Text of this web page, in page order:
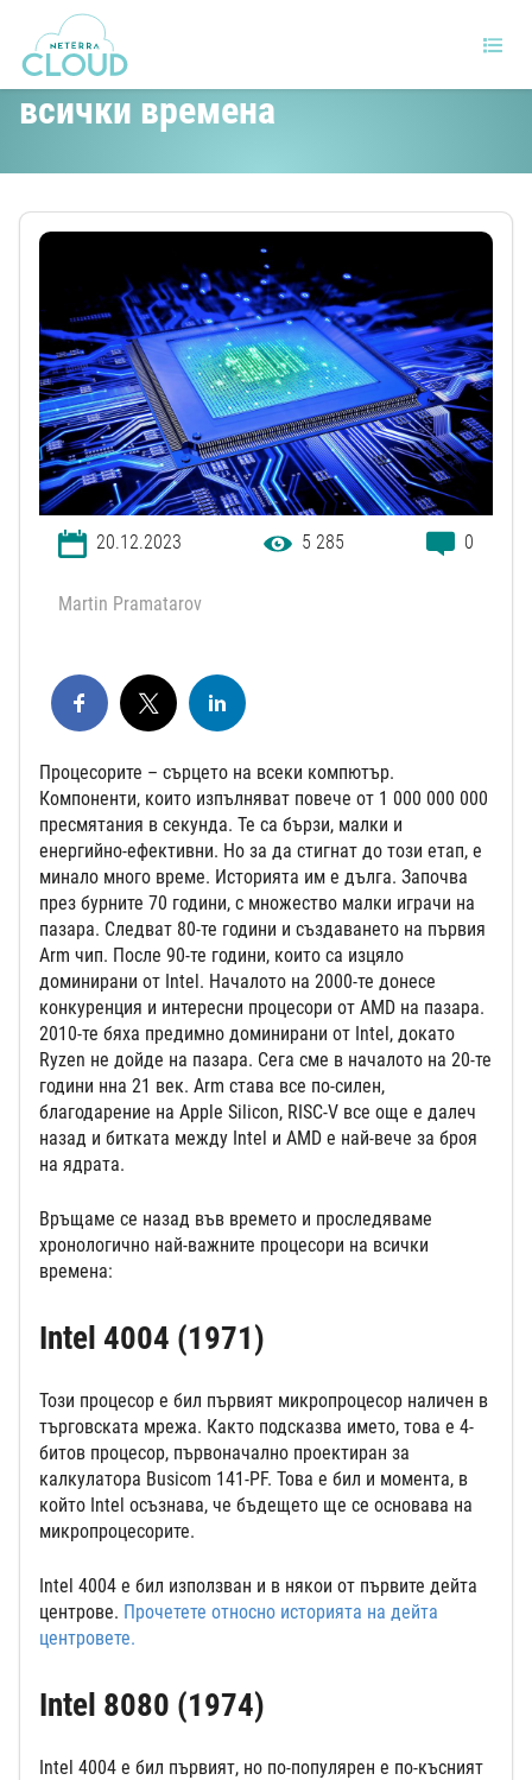
Най-важните процесори на
всички времена
20.12.2023 5 285 0
Martin Pramatarov
Процесорите – сърцето на всеки компютър.
Компоненти, които изпълняват повече от 1 000 000 000
пресмятания в секунда. Те са бързи, малки и
енергийно-ефективни. Но за да стигнат до този етап, е
минало много време. Историята им е дълга. Започва
през бурните 70 години, с множество малки играчи на
пазара. Следват 80-те години и създаването на първия
Arm чип. После 90-те години, които са изцяло
доминирани от Intel. Началото на 2000-те донесе
конкуренция и интересни процесори от AMD на пазара.
2010-те бяха предимно доминирани от Intel, докато
Ryzen не дойде на пазара. Сега сме в началото на 20-те
години нна 21 век. Arm става все по-силен,
благодарение на Apple Silicon, RISC-V все още е далеч
назад и битката между Intel и AMD е най-вече за броя
на ядрата.
Връщаме се назад във времето и проследяваме
хронологично най-важните процесори на всички
времена:
Intel 4004 (1971)
Този процесор е бил първият микропроцесор наличен в
търговската мрежа. Както подсказва името, това е 4-
битов процесор, първоначално проектиран за
калкулатора Busicom 141-PF. Това е бил и момента, в
който Intel осъзнава, че бъдещето ще се основава на
микропроцесорите.
Intel 4004 е бил използван и в някои от първите дейта
центрове. Прочетете относно историята на дейта
центровете.
Intel 8080 (1974)
Intel 4004 е бил първият, но по-популярен е по-късният